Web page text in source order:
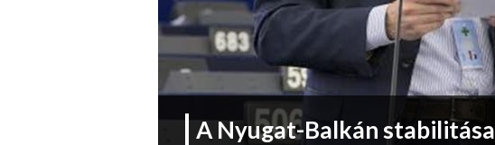
A Nyugat-Balkán stabilitása